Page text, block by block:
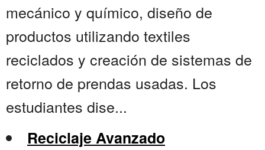
mecánico y químico, diseño de
productos utilizando textiles
reciclados y creación de sistemas de
retorno de prendas usadas. Los
estudiantes dise...
Reciclaje Avanzado